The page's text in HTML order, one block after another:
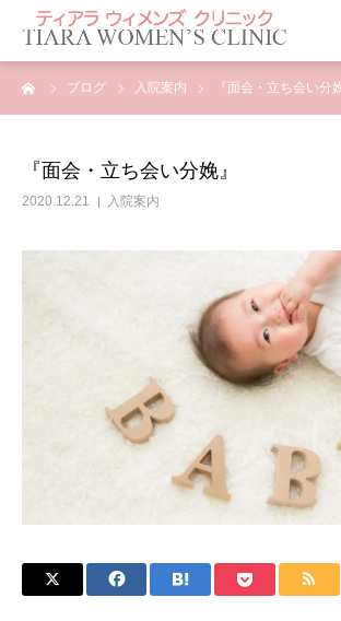
ブログ 入院案内 『面会・立ち会い分
『面会・立ち会い分娩』
2020.12.21 入院案内
クリニック紹介
よくあるご質問